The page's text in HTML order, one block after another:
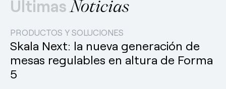
Últimas Noticias
PRODUCTOS Y SOLUCIONES
Skala Next: la nueva generación de
mesas regulables en altura de Forma
5